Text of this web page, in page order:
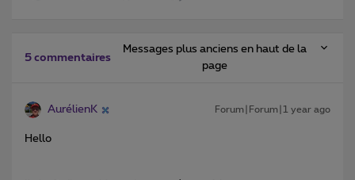
5 commentaires
Messages plus anciens en haut de la
page
AurélienK Forum|Forum|1 year ago
Hello